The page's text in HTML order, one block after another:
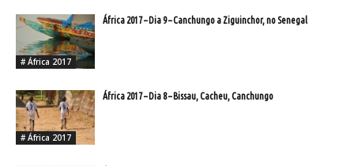
# África 2017
África 2017 – Dia 9 – Canchungo a Ziguinchor, no Senegal
# África 2017
África 2017 – Dia 8 – Bissau, Cacheu, Canchungo